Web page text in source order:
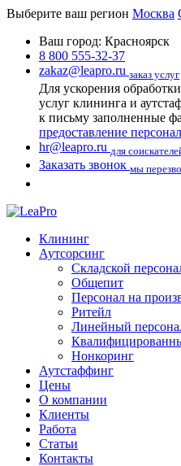
Выберите ваш регион Москва
Ваш город: Красноярск
8 800 555-32-37
zakaz@leapro.ru заказ услуг
Для ускорения
услуг клининга и
к письму заполненные
предоставление
hr@leapro.ru для
Заказать звонок мы
Клининг
Аутсорсинг
Складской
Общепит
Персонал на
Ритейл
Линейный
Нонкоринг
Аутстаффинг
Цены
О компании
Клиенты
Работа
Статьи
Контакты